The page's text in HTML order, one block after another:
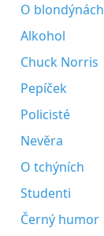
O blondýnách
Alkohol
Chuck Norris
Pepíček
Policisté
Nevěra
O tchýních
Studenti
Černý humor